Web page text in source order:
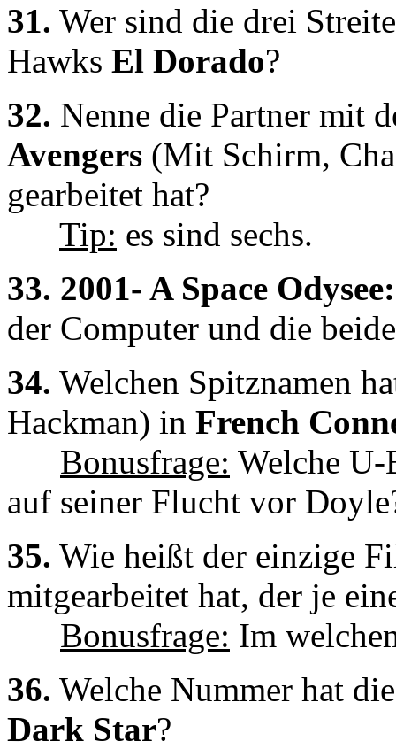
31. Wer sind die drei
Hawks El Dorado?
32. Nenne die Partner mit
Avengers (Mit Schirm,
gearbeitet hat?
Tip: es sind sechs.
33. 2001- A Space Odysee:
der Computer und die
34. Welchen Spitznamen
Hackman) in French
Bonusfrage: Welche
auf seiner Flucht vor
35. Wie heißt der einzige
mitgearbeitet hat, der je
Bonusfrage: Im
36. Welche Nummer hat
Dark Star?